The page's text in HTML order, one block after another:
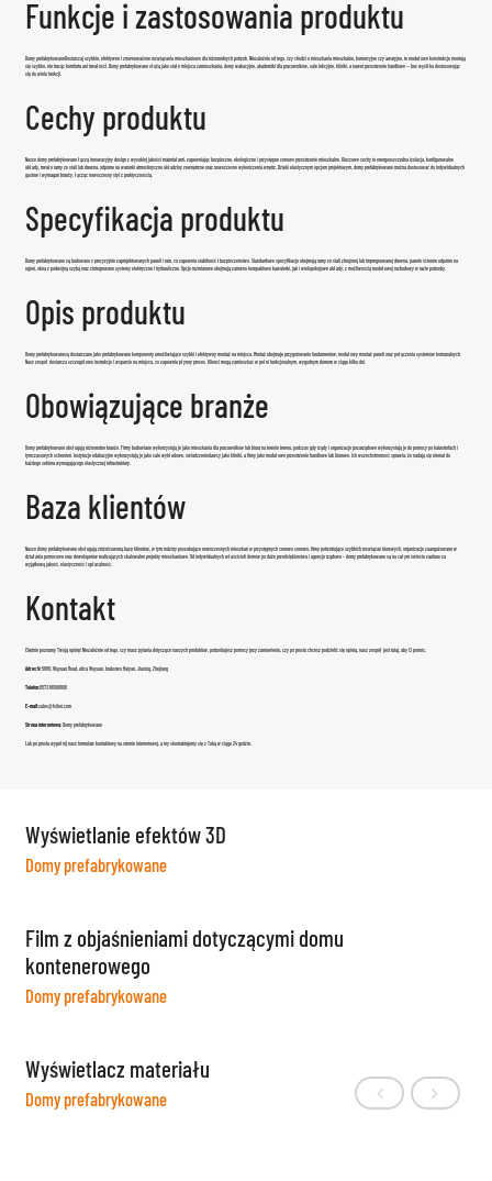
Funkcje i zastosowania produktu
Domy prefabrykowaneDostarczaj szybkie, efektywne i zrównoważone rozwiązania mieszkaniowe dla różnorodnych potrzeb. Niezależnie od tego, czy chodzi o mieszkania mieszkalne, komercyjne czy awaryjne, te modułowe konstrukcje montują
się szybko, nie tracąc komfortu ani trwałości. Domy prefabrykowane służą jako stałe miejsca zamieszkania, domy wakacyjne, akademiki dla pracowników, sale lekcyjne, kliniki, a nawet przestrzenie handlowe — bez wysiłku dostosowując
się do wielu funkcji.
Cechy produktu
Nasze domy prefabrykowane łączą innowacyjny design z wysokiej jakości materiałami, zapewniając bezpieczne, ekologiczne i przystępne cenowo przestrzenie mieszkalne. Kluczowe cechy to energooszczędna izolacja, konfigurowalne
układy, trwałe ramy ze stali lub drewna, odporne na warunki atmosferyczne okładziny zewnętrzne oraz nowoczesne wykończenia wnętrz. Dzięki elastycznym opcjom projektowym, domy prefabrykowane można dostosować do indywidualnych
gustów i wymagań branży, łącząc nowoczesny styl z praktycznością.
Specyfikacja produktu
Domy prefabrykowane są budowane z precyzyjnie zaprojektowanych paneli i ram, co zapewnia stabilność i bezpieczeństwo. Standardowe specyfikacje obejmują ramy ze stali zbrojonej lub impregnowanej drewna, panele ścienne odporne na
ogień, okna z podwójną szybą oraz zintegrowane systemy elektryczne i hydrauliczne. Opcje rozmiarowe obejmują zarówno kompaktowe kawalerki, jak i wielopokojowe układy, z możliwością modułowej rozbudowy w razie potrzeby.
Opis produktu
Domy prefabrykowanesą dostarczane jako prefabrykowane komponenty umożliwiające szybki i efektywny montaż na miejscu. Montaż obejmuje przygotowanie fundamentów, modułowy montaż paneli oraz połączenia systemów komunalnych.
Nasz zespół dostarcza szczegółowe instrukcje i wsparcie na miejscu, co zapewnia płynny proces. Klienci mogą zamieszkać w pełni funkcjonalnym, wygodnym domem w ciągu kilku dni.
Obowiązujące branże
Domy prefabrykowane obsługują różnorodne branże. Firmy budowlane wykorzystują je jako mieszkania dla pracowników lub biura na terenie terenu, podczas gdy rządy i organizacje pozarządowe wykorzystują je do pomocy po katastrofach i
tymczasowych schronień. Instytucje edukacyjne wykorzystują je jako sale wykładowe, świadczeniodawcy jako kliniki, a firmy jako modułowe przestrzenie handlowe lub biurowe. Ich wszechstronność sprawia, że nadają się niemal do
każdego sektora wymagającego elastycznej infrastruktury.
Baza klientów
Nasze domy prefabrykowane obsługują zróżnicowaną bazę klientów, w tym rodziny poszukujące nowoczesnych mieszkań w przystępnych cenowo cenowo, firmy potrzebujące szybkich rozwiązań biurowych, organizacje zaangażowane w
działania pomocowe oraz deweloperów realizujących skalowalne projekty mieszkaniowe. Od indywidualnych właścicieli domów po duże przedsiębiorstwa i agencje rządowe – domy prefabrykowane są na całym świecie zaufane za
wyjątkową jakość, elastyczność i opłacalność.
Kontakt
Chętnie poznamy Twoją opinię! Niezależnie od tego, czy masz pytania dotyczące naszych produktów, potrzebujesz pomocy przy zamówieniu, czy po prostu chcesz podzielić się opinią, nasz zespół jest tutaj, aby Ci pomóc.
Adres:Nr 5888, Wuyuan Road, ulica Wuyuan, hrabstwo Haiyan, Jiaxing, Zhejiang
Telefon:0573-86598806
E-mail:sales@fsilon.com
Strona internetowa: Domy prefabrykowane
Lub po prostu wypełnij nasz formularz kontaktowy na stronie internetowej, a my skontaktujemy się z Tobą w ciągu 24 godzin.
Wyświetlanie efektów 3D
Domy prefabrykowane
Film z objaśnieniami dotyczącymi domu
kontenerowego
Domy prefabrykowane
Wyświetlacz materiału
Domy prefabrykowane